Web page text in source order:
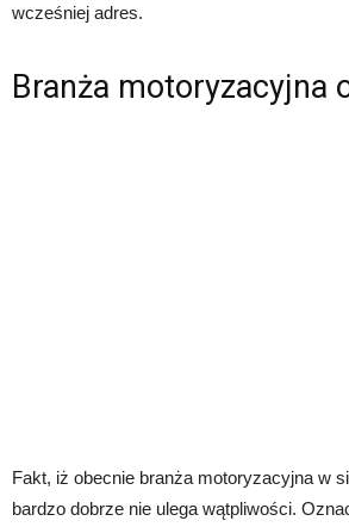
wcześniej adres.
Branża motoryzacyjna
Fakt, iż obecnie branża motoryzacyjna w
bardzo dobrze nie ulega wątpliwości.